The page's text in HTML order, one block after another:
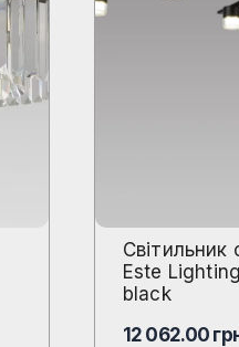
Світильник
Este
black
12 062.00